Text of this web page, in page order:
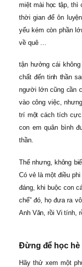
miệt mài học tập, thì
thời gian để ôn
yếu kém còn phần
về quê …
tận hưởng cái
chất đến tinh thần
người lớn cũng cần
vào công việc,
trí một cách tích
con em quân bình
thần.
Thế nhưng, không
Có vẻ là một điều
đáng, khi buộc con
chế” đó, họ đưa ra
Anh Văn, rồi Vi tính,
Đừng để học hè
Hãy thử xem một